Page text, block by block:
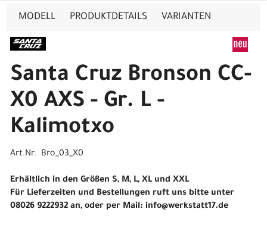
MODELL PRODUKTDETAILS VARIANTEN
Santa Cruz Bronson CC-
X0 AXS - Gr. L -
Kalimotxo
Art.Nr. Bro_03_X0
Erhältlich in den Größen S, M, L, XL und XXL
Für Lieferzeiten und Bestellungen ruft uns bitte unter
08026 9222932 an, oder per Mail: info@werkstatt17.de